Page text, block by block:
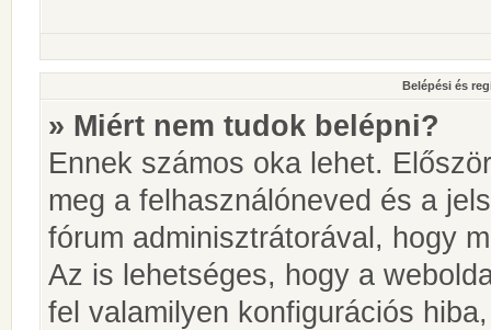
Belépési és
» Miért nem tudok belépni?
Ennek számos oka lehet.
meg a felhasználóneved és a
fórum adminisztrátorával, hogy
Az is lehetséges, hogy a
fel valamilyen konfigurációs